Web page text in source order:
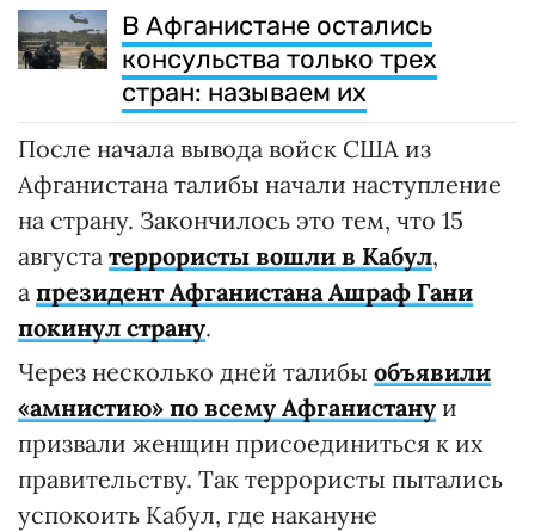
В Афганистане остались
консульства только трех
стран: называем их
После начала вывода войск США из
Афганистана талибы начали наступление
на страну. Закончилось это тем, что 15
августа террористы вошли в Кабул,
а президент Афганистана Ашраф Гани
покинул страну.
Через несколько дней талибы объявили
«амнистию» по всему Афганистану и
призвали женщин присоединиться к их
правительству. Так террористы пытались
успокоить Кабул, где накануне